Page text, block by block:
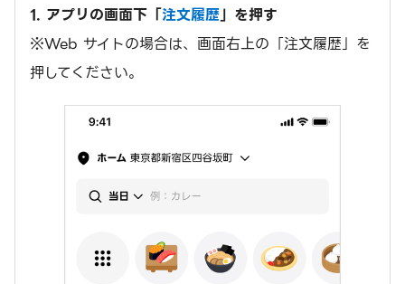
1. アプリの画面下「注文履歴」を押す
※Web サイトの場合は、画面右上の「注文履歴」を
押してください。